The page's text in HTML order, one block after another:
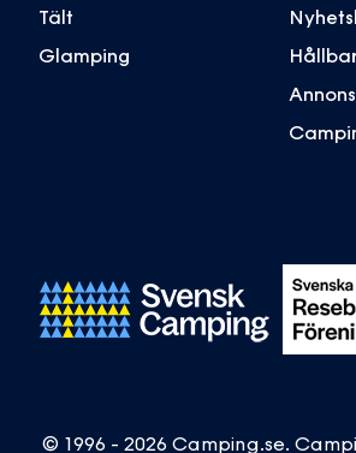
Tält
Glamping
© 1996 - 2026 Camping.se.